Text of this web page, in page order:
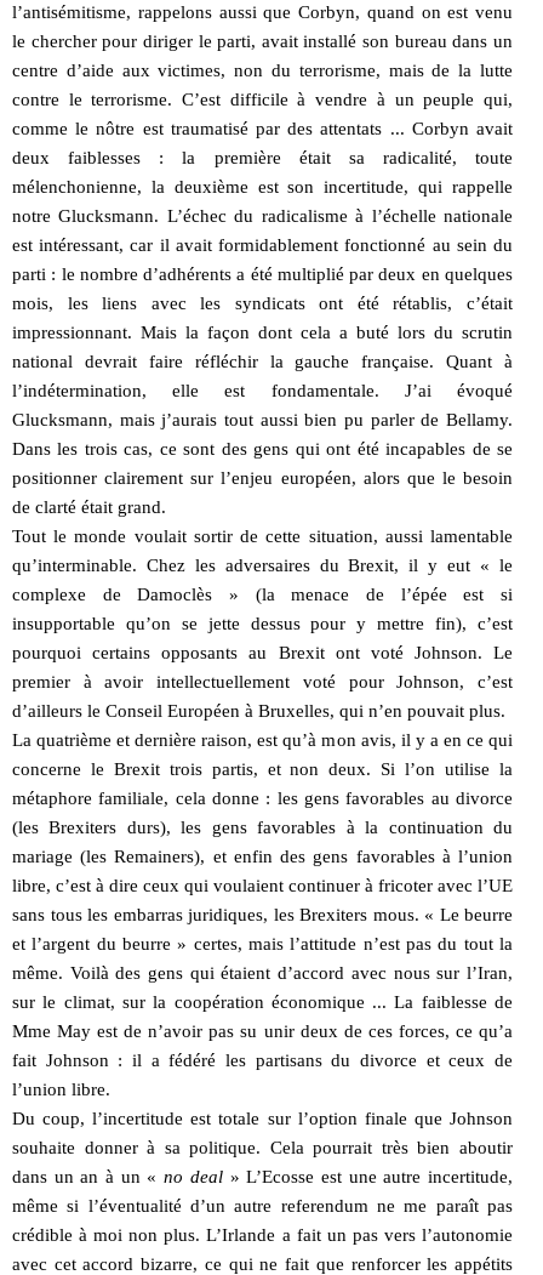
l’antisémitisme, rappelons aussi que Corbyn, quand on est venu
le chercher pour diriger le parti, avait installé son bureau dans un
centre d’aide aux victimes, non du terrorisme, mais de la lutte
contre le terrorisme. C’est difficile à vendre à un peuple qui,
comme le nôtre est traumatisé par des attentats ... Corbyn avait
deux faiblesses : la première était sa radicalité, toute
mélenchonienne, la deuxième est son incertitude, qui rappelle
notre Glucksmann. L’échec du radicalisme à l’échelle nationale
est intéressant, car il avait formidablement fonctionné au sein du
parti : le nombre d’adhérents a été multiplié par deux en quelques
mois, les liens avec les syndicats ont été rétablis, c’était
impressionnant. Mais la façon dont cela a buté lors du scrutin
national devrait faire réfléchir la gauche française. Quant à
l’indétermination, elle est fondamentale. J’ai évoqué
Glucksmann, mais j’aurais tout aussi bien pu parler de Bellamy.
Dans les trois cas, ce sont des gens qui ont été incapables de se
positionner clairement sur l’enjeu européen, alors que le besoin
de clarté était grand.
Tout le monde voulait sortir de cette situation, aussi lamentable
qu’interminable. Chez les adversaires du Brexit, il y eut « le
complexe de Damoclès » (la menace de l’épée est si
insupportable qu’on se jette dessus pour y mettre fin), c’est
pourquoi certains opposants au Brexit ont voté Johnson. Le
premier à avoir intellectuellement voté pour Johnson, c’est
d’ailleurs le Conseil Européen à Bruxelles, qui n’en pouvait plus.
La quatrième et dernière raison, est qu’à mon avis, il y a en ce qui
concerne le Brexit trois partis, et non deux. Si l’on utilise la
métaphore familiale, cela donne : les gens favorables au divorce
(les Brexiters durs), les gens favorables à la continuation du
mariage (les Remainers), et enfin des gens favorables à l’union
libre, c’est à dire ceux qui voulaient continuer à fricoter avec l’UE
sans tous les embarras juridiques, les Brexiters mous. « Le beurre
et l’argent du beurre » certes, mais l’attitude n’est pas du tout la
même. Voilà des gens qui étaient d’accord avec nous sur l’Iran,
sur le climat, sur la coopération économique ... La faiblesse de
Mme May est de n’avoir pas su unir deux de ces forces, ce qu’a
fait Johnson : il a fédéré les partisans du divorce et ceux de
l’union libre.
Du coup, l’incertitude est totale sur l’option finale que Johnson
souhaite donner à sa politique. Cela pourrait très bien aboutir
dans un an à un «no deal» L’Ecosse est une autre incertitude,
même si l’éventualité d’un autre referendum ne me paraît pas
crédible à moi non plus. L’Irlande a fait un pas vers l’autonomie
avec cet accord bizarre, ce qui ne fait que renforcer les appétits